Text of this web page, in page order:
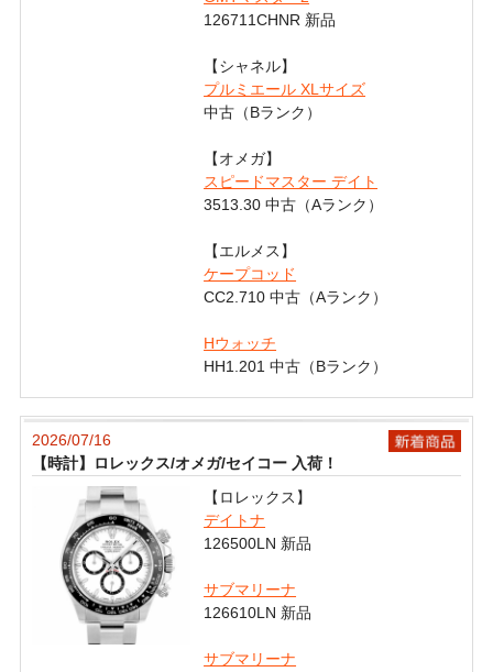
126711CHNR 新品
【シャネル】
プルミエール XLサイズ
中古（Bランク）
【オメガ】
スピードマスター デイト
3513.30 中古（Aランク）
【エルメス】
ケープコッド
CC2.710 中古（Aランク）
Hウォッチ
HH1.201 中古（Bランク）
2026/07/16
【時計】ロレックス/オメガ/セイコー 入荷！
【ロレックス】
デイトナ
126500LN 新品
サブマリーナ
126610LN 新品
サブマリーナ